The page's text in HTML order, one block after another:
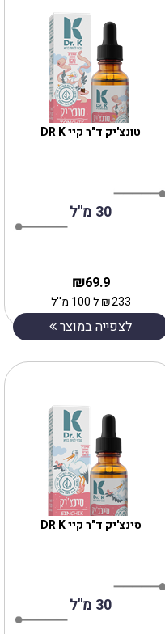
טונצ'יק ד"ר קיי DR K
30 מ"ל
69.9
₪
233
₪ל 100 מ''ל
לצפייה במוצר
סינצ'יק ד"ר קיי DR K
30 מ"ל